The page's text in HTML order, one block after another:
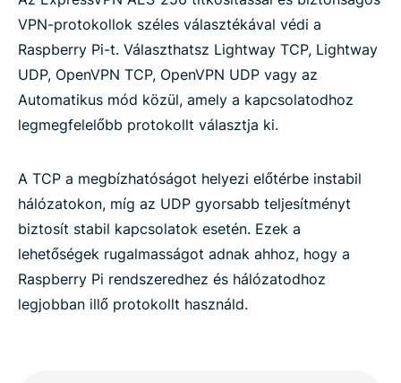
VPN-protokollok széles választékával védi a
Raspberry Pi-t. Választhatsz Lightway TCP, Lightway
UDP, OpenVPN TCP, OpenVPN UDP vagy az
Automatikus mód közül, amely a kapcsolatodhoz
legmegfelelőbb protokollt választja ki.
A TCP a megbízhatóságot helyezi előtérbe instabil
hálózatokon, míg az UDP gyorsabb teljesítményt
biztosít stabil kapcsolatok esetén. Ezek a
lehetőségek rugalmasságot adnak ahhoz, hogy a
Raspberry Pi rendszeredhez és hálózatodhoz
legjobban illő protokollt használd.